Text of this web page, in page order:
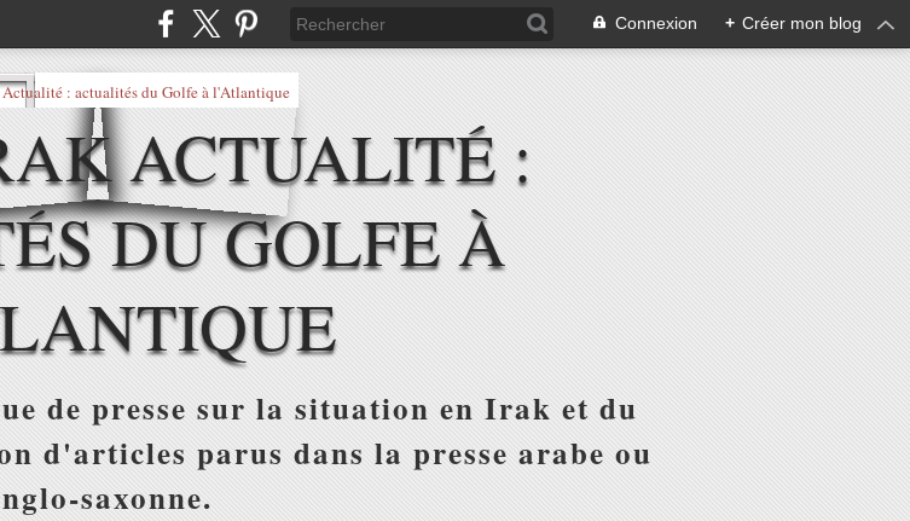
Connexion + Créer mon blog
ACTUALITÉ :
DU GOLFE À
de presse sur la situation en Irak et du
d'articles parus dans la presse arabe ou
saxonne.